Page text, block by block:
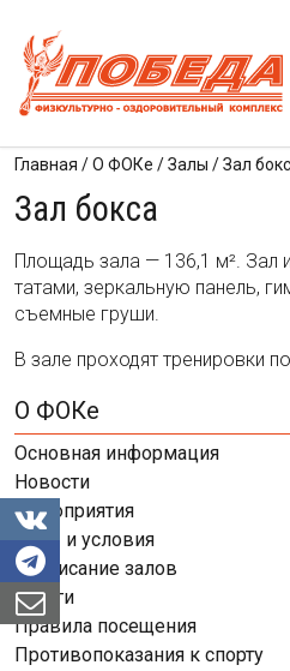
Главная /О ФОКе /Залы /Зал
Зал бокса
Площадь зала — 136,1 м². Зал
татами, зеркальную панель,
съемные груши.
В зале проходят тренировки
О ФОКе
Основная информация
Новости
Мероприятия
Залы и условия
Расписание залов
Услуги
Правила посещения
Противопоказания к спорту